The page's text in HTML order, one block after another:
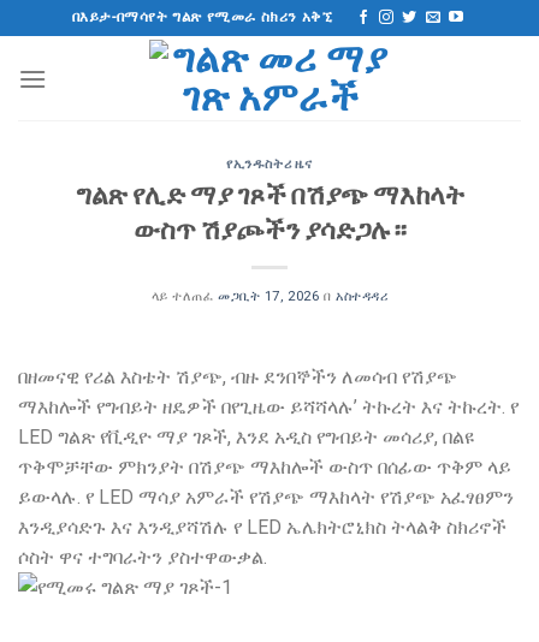
ይዘት
ዝለል
በእይታ-በማሳየት ግልጽ የሚመራ ስክሪን አቅኚ
የኢንዱስትሪ ዜና
ግልጽ የሊድ ማያ ገጾች በሽያጭ ማእከላት
ውስጥ ሽያጮችን ያሳድጋሉ።
ላይ ተለጠፈመጋቢት 17, 2026 በአስተዳዳሪ
በዘመናዊ የሪል እስቴት ሽያጭ, ብዙ ደንበኞችን ለመሳብ የሽያጭ
ማእከሎች የግብይት ዘዴዎች በየጊዜው ይሻሻላሉ’ ትኩረት እና ትኩረት. የ
LED ግልጽ የቪዲዮ ማያ ገጾች, እንደ አዲስ የግብይት መሳሪያ, በልዩ
ጥቅሞቻቸው ምክንያት በሽያጭ ማእከሎች ውስጥ በሰፊው ጥቅም ላይ
ይውላሉ. የ LED ማሳያ አምራች የሽያጭ ማእከላት የሽያጭ አፈፃፀምን
እንዲያሳድጉ እና እንዲያሻሽሉ የ LED ኤሌክትሮኒክስ ትላልቅ ስክሪኖች
ሶስት ዋና ተግባራትን ያስተዋውቃል.